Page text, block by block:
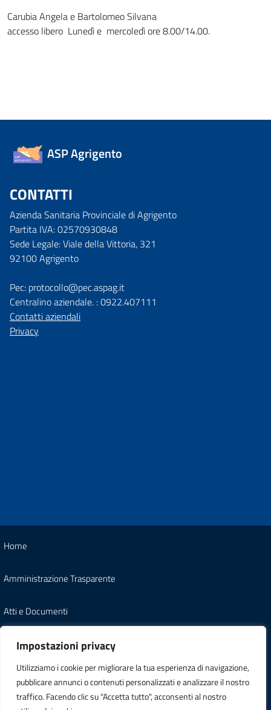
Impostazioni privacy
Utilizziamo i cookie per migliorare la tua esperienza di navigazione,
pubblicare annunci o contenuti personalizzati e analizzare il nostro
traffico. Facendo clic su "Accetta tutto", acconsenti al nostro
Carubia Angela e Bartolomeo Silvana
accesso libero Lunedì e mercoledì ore 8.00/14.00.
ASP Agrigento
CONTATTI
Azienda Sanitaria Provinciale di Agrigento
Partita IVA: 02570930848
Sede Legale: Viale della Vittoria, 321
92100 Agrigento
Pec: protocollo@pec.aspag.it
Centralino aziendale. : 0922.407111
Contatti aziendali
Privacy
Home
Amministrazione Trasparente
Atti e Documenti
Note Legali
Informativa Privacy